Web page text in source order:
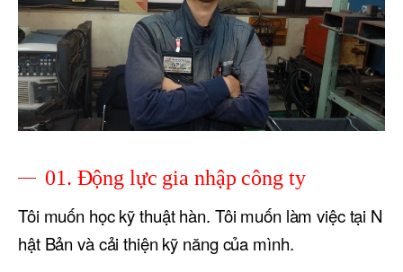
01. Động lực gia nhập công ty
Tôi muốn học kỹ thuật hàn. Tôi muốn làm việc tại N
hật Bản và cải thiện kỹ năng của mình.